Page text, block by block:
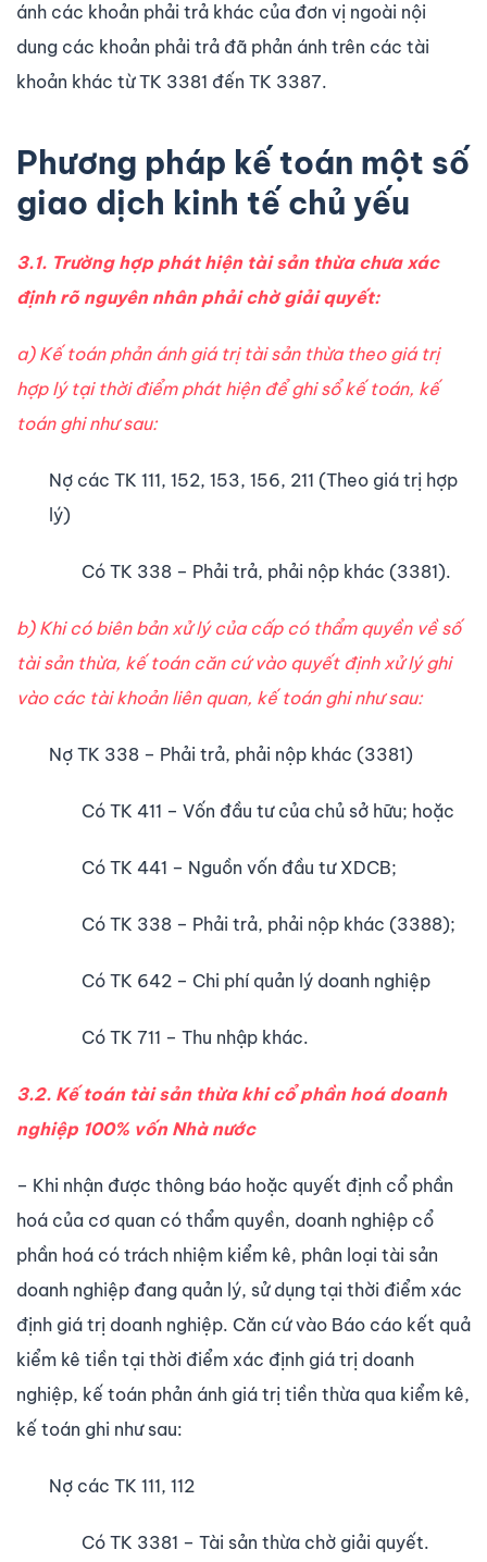
ánh các khoản phải trả khác của đơn vị ngoài nội
dung các khoản phải trả đã phản ánh trên các tài
khoản khác từ TK 3381 đến TK 3387.
Phương pháp kế toán một số
giao dịch kinh tế chủ yếu
3.1. Tr­ường hợp phát hiện tài sản thừa ch­ưa xác
định rõ nguyên nhân phải chờ giải quyết:
a) Kế toán phản ánh giá trị tài sản thừa theo giá trị
hợp lý tại thời điểm phát hiện để ghi sổ kế toán, kế
toán ghi như sau:
Nợ các TK 111, 152, 153, 156, 211 (Theo giá trị hợp
lý)
Có TK 338 – Phải trả, phải nộp khác (3381).
b) Khi có biên bản xử lý của cấp có thẩm quyền về số
tài sản thừa, kế toán căn cứ vào quyết định xử lý ghi
vào các tài khoản liên quan, kế toán ghi như sau:
Nợ TK 338 – Phải trả, phải nộp khác (3381)
Có TK 411 – Vốn đầu tư của chủ sở hữu; hoặc
Có TK 441 – Nguồn vốn đầu tư­ XDCB;
Có TK 338 – Phải trả, phải nộp khác (3388);
Có TK 642 – Chi phí quản lý doanh nghiệp
Có TK 711 – Thu nhập khác.
3.2. Kế toán tài sản thừa khi cổ phần hoá doanh
nghiệp 100% vốn Nhà nước
– Khi nhận được thông báo hoặc quyết định cổ phần
hoá của cơ quan có thẩm quyền, doanh nghiệp cổ
phần hoá có trách nhiệm kiểm kê, phân loại tài sản
doanh nghiệp đang quản lý, sử dụng tại thời điểm xác
định giá trị doanh nghiệp. Căn cứ vào Báo cáo kết quả
kiểm kê tiền tại thời điểm xác định giá trị doanh
nghiệp, kế toán phản ánh giá trị tiền thừa qua kiểm kê,
kế toán ghi như sau:
Nợ các TK 111, 112
Có TK 3381 – Tài sản thừa chờ giải quyết.